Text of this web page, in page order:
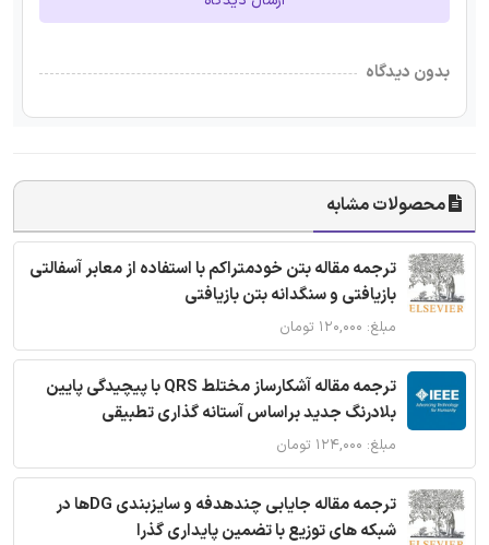
بدون دیدگاه
محصولات مشابه
ترجمه مقاله بتن خودمتراکم با استفاده از معابر آسفالتی
بازیافتی و سنگدانه بتن بازیافتی
مبلغ: ۱۲۰,۰۰۰ تومان
ترجمه مقاله آشکارساز مختلط QRS با پیچیدگی پایین
بلادرنگ جدید براساس آستانه گذاری تطبیقی
مبلغ: ۱۲۴,۰۰۰ تومان
ترجمه مقاله جایابی چندهدفه و سایزبندی DGها در
شبکه های توزیع با تضمین پایداری گذرا